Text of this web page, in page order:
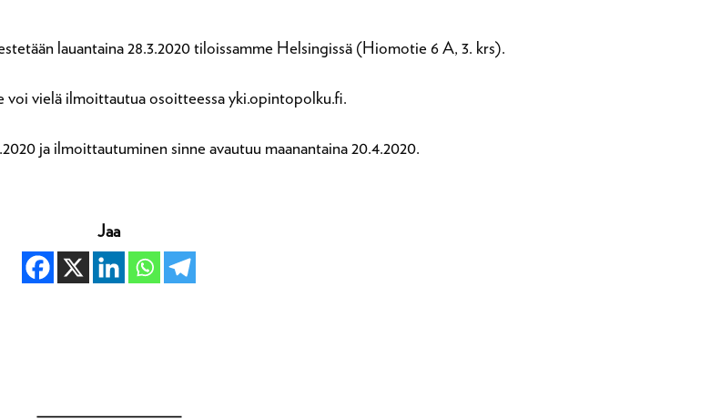
lauantaina 28.3.2020 tiloissamme Helsingissä (Hiomotie 6 A, 3. krs).
voi vielä ilmoittautua osoitteessa yki.opintopolku.fi.
ja ilmoittautuminen sinne avautuu maanantaina 20.4.2020.
Jaa